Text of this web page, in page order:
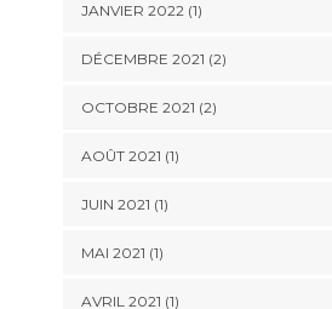
JANVIER 2022(1)
DÉCEMBRE 2021 (2)
OCTOBRE 2021 (2)
AOÛT 2021 (1)
JUIN 2021 (1)
MAI 2021 (1)
AVRIL 2021 (1)